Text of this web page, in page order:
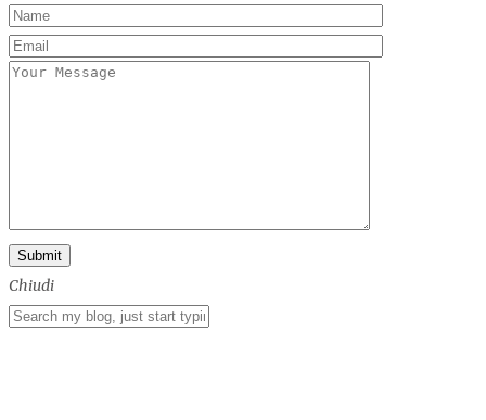
Chiudi